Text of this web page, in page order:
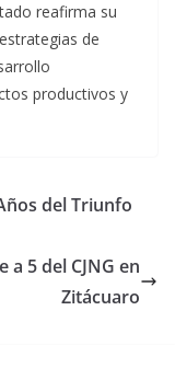
reafirma su
de
productivos y
del Triunfo
5 del CJNG en
Zitácuaro